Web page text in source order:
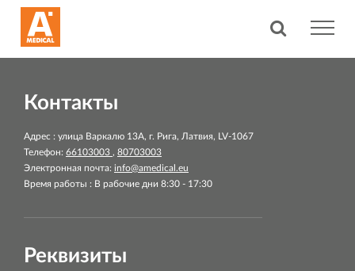
Контакты
Адрес : улица Варкалю 13A, г. Рига, Латвия, LV-1067
Телефон: 66103003 , 80703003
Электронная почта: info@amedical.eu
Время работы : В рабочие дни 8:30 - 17:30
Реквизиты